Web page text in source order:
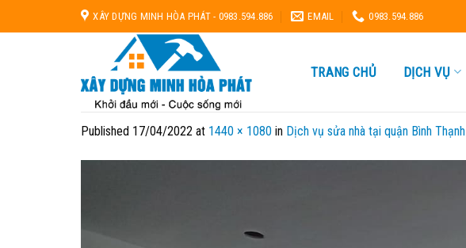
to
XÂY DỰNG MINH HÒA PHÁT - 0983.594.886 EMAIL 0983.594.886
TRANG CHỦ DỊCH VỤ
Published 17/04/2022 at 1440 × 1080 in Dịch vụ sửa nhà tại quận Bình Thạnh